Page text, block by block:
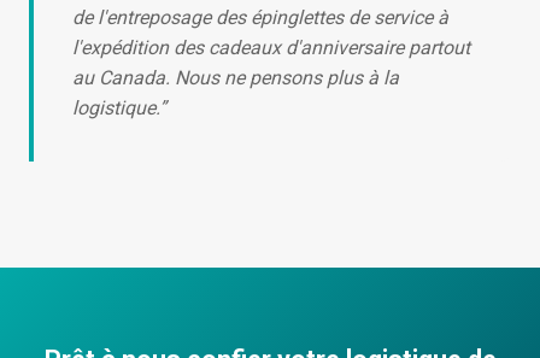
de l'entreposage des épinglettes de service à
l'expédition des cadeaux d'anniversaire partout
au Canada. Nous ne pensons plus à la
logistique.”